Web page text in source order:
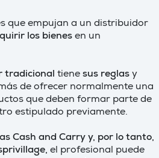
que empujan a un distribuidor
los bienes en un
tradicional tiene sus reglas y
de ofrecer normalmente una
que deben formar parte de
estipulado previamente.
Cash and Carry y, por lo tanto,
el profesional puede